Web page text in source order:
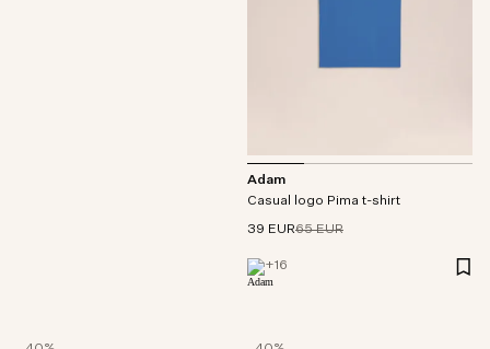
Adam
Casual logo Pima t-shirt
39 EUR65 EUR
+16